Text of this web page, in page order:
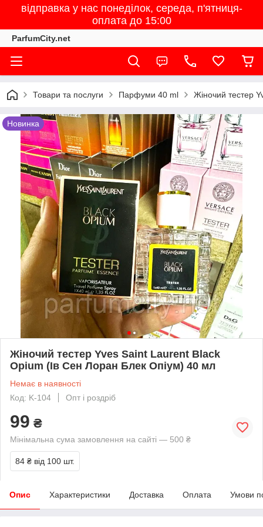
відправка у нас понеділок, середа, п'ятниця-
оплата до 15:00
ParfumCity.net
Товари та послуги Парфуми 40 ml Жіночий тестер
Новинка
Жіночий тестер Yves Saint Laurent Black
Opium (Ів Сен Лоран Блек Опіум) 40 мл
Немає в наявності
Код: K-104
Опт і роздріб
99 ₴
Мінімальна сума замовлення на сайті — 500 ₴
84 ₴ від 100 шт.
Опис Характеристики Доставка Оплата Умови